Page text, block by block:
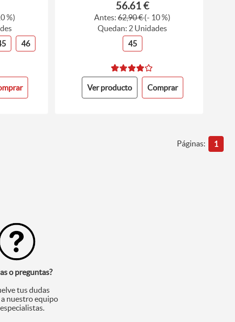
%)
46
56.61 €
Antes: 62,90 €(- 10 %)
Quedan: 2 Unidades
45
Ver producto Comprar
Páginas: 1
o preguntas?
tus dudas
a nuestro equipo